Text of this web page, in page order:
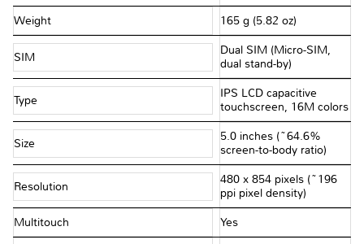
Weight 165 g (5.82 oz)
SIM
Dual SIM (Micro-SIM,
dual stand-by)
Type
IPS LCD capacitive
touchscreen, 16M colors
Size
5.0 inches (~64.6%
screen-to-body ratio)
Resolution
480 x 854 pixels (~196
ppi pixel density)
Multitouch Yes